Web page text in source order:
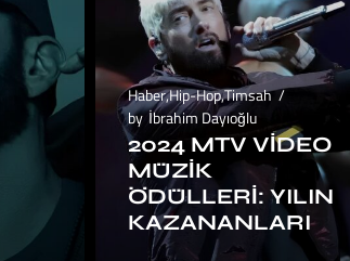
Haber,Hip-Hop,Timsah
by İbrahim Dayıoğlu
2024 MTV VİDEO
MÜZİK
ÖDÜLLERİ: YILIN
KAZANANLARI